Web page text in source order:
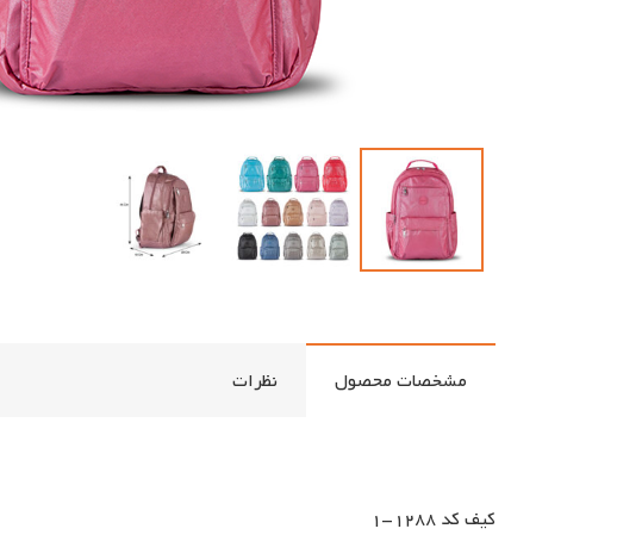
مشخصات محصول نظرات
کیف کد 1288-1